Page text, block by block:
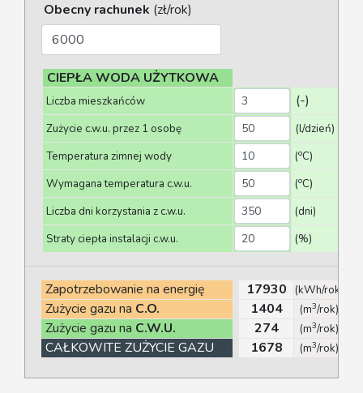
Obecny rachunek (zł/rok)
CIEPŁA WODA UŻYTKOWA
Liczba mieszkańców (-)
Zużycie c.w.u. przez 1 osobę
(l/dzień)
Temperatura zimnej wody
(oC)
Wymagana temperatura c.w.u.
(oC)
Liczba dni korzystania z c.w.u.
(dni)
Straty ciepła instalacji c.w.u.
(%)
Zapotrzebowanie na energię 17930 (kWh/rok)
Zużycie gazu na C.O. 1404 (m3/rok)
Zużycie gazu na C.W.U. 274 (m3/rok)
CAŁKOWITE ZUŻYCIE GAZU 1678 (m3/rok)